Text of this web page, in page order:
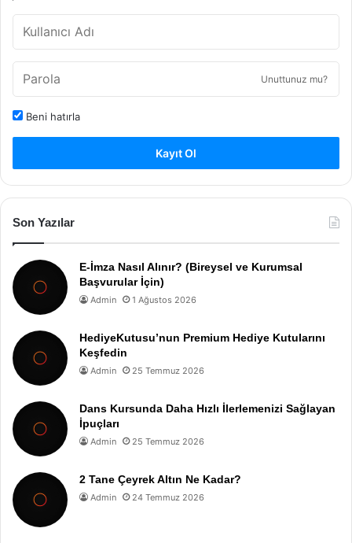
Unuttunuz mu?
Beni hatırla
Kayıt Ol
Son Yazılar
E-İmza Nasıl Alınır? (Bireysel ve Kurumsal
Başvurular İçin)
Admin 1 Ağustos 2026
HediyeKutusu’nun Premium Hediye Kutularını
Keşfedin
Admin 25 Temmuz 2026
Dans Kursunda Daha Hızlı İlerlemenizi Sağlayan
İpuçları
Admin 25 Temmuz 2026
2 Tane Çeyrek Altın Ne Kadar?
Admin 24 Temmuz 2026